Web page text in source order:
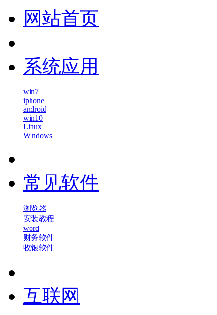
网站首页
系统应用
win7
iphone
android
win10
Linux
Windows
常见软件
浏览器
安装教程
word
财务软件
收银软件
互联网